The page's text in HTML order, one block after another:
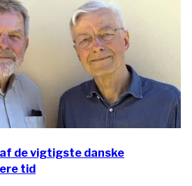
de vigtigste danske
tid